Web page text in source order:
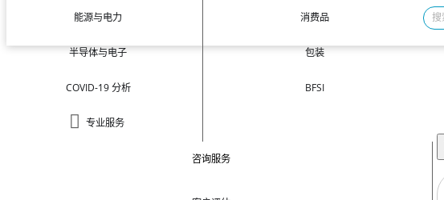
能源与电力
半导体与电子
COVID-19 分析
专业服务
消费品
包装
BFSI
咨询服务